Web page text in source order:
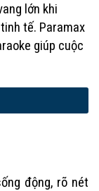
lớn khi
tế. Paramax
giúp cuộc
động, rõ nét